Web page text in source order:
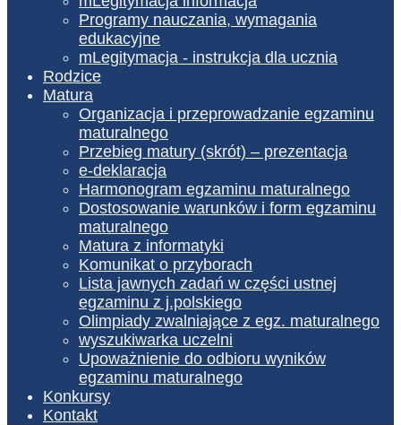
Programy nauczania, wymagania
edukacyjne
mLegitymacja - instrukcja dla ucznia
Rodzice
Matura
Organizacja i przeprowadzanie egzaminu
maturalnego
Przebieg matury (skrót) – prezentacja
e-deklaracja
Harmonogram egzaminu maturalnego
Dostosowanie warunków i form egzaminu
maturalnego
Matura z informatyki
Komunikat o przyborach
Lista jawnych zadań w części ustnej
egzaminu z j.polskiego
Olimpiady zwalniające z egz. maturalnego
wyszukiwarka uczelni
Upoważnienie do odbioru wyników
egzaminu maturalnego
Konkursy
Kontakt